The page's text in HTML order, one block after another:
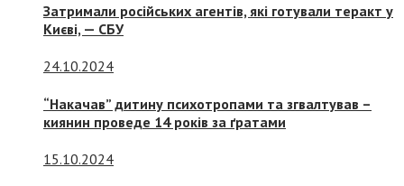
Затримали російських агентів, які готували теракт у
Києві, — СБУ
24.10.2024
“Накачав” дитину психотропами та згвалтував –
киянин проведе 14 років за ґратами
15.10.2024